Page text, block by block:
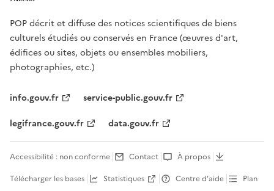
POP décrit et diffuse des notices scientifiques de biens
culturels étudiés ou conservés en France (œuvres d'art,
édifices ou sites, objets ou ensembles mobiliers,
photographies, etc.)
info.gouv.fr
service-public.gouv.fr
legifrance.gouv.fr
data.gouv.fr
Accessibilité : non conforme Contact
À propos
Télécharger les bases
Statistiques Centre d’aide Plan